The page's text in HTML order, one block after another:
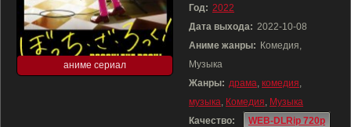
аниме сериал
Год: 2022
Дата выхода: 2022-10-08
Аниме жанры: Комедия,
Музыка
Жанры: драма, комедия,
музыка, Комедия, Музыка
Качество:
WEB-DLRip 720p